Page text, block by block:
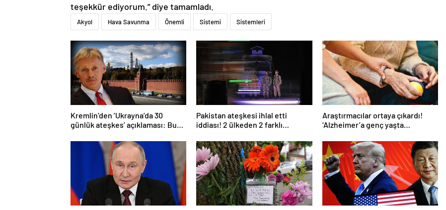
teşekkür ediyorum.” diye tamamladı.
Akyol Hava Savunma Önemli Sistemi Sistemleri
Kremlin’den ‘Ukrayna’da 30
günlük ateşkes’ açıklaması: Bunu
Pakistan ateşkesi ihlal etti
iddiası! 2 ülkeden 2 farklı
Araştırmacılar ortaya çıkardı!
‘Alzheimer’a genç yaşta